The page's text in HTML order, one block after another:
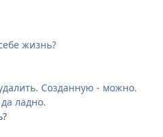
жизнь?
Созданную - можно.
ладно.